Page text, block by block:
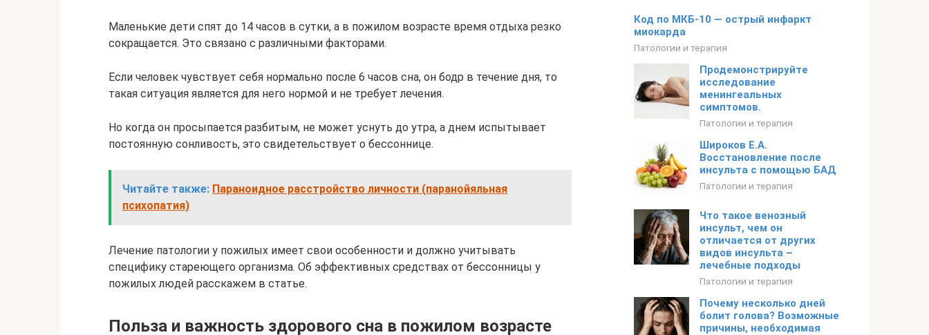
Маленькие дети спят до 14 часов в сутки, а в пожилом возрасте время отдыха резко
сокращается. Это связано с различными факторами.
Если человек чувствует себя нормально после 6 часов сна, он бодр в течение дня, то
такая ситуация является для него нормой и не требует лечения.
Но когда он просыпается разбитым, не может уснуть до утра, а днем испытывает
постоянную сонливость, это свидетельствует о бессоннице.
Читайте также: Параноидное расстройство личности (паранойяльная
психопатия)
Лечение патологии у пожилых имеет свои особенности и должно учитывать
специфику стареющего организма. Об эффективных средствах от бессонницы у
пожилых людей расскажем в статье.
Польза и важность здорового сна в пожилом возрасте
Код по МКБ-10 — острый инфаркт
миокарда
Патологии и терапия
Продемонстрируйте
исследование
менингеальных
симптомов.
Патологии и терапия
Широков Е.А.
Восстановление после
инсульта с помощью БАД
Патологии и терапия
Что такое венозный
инсульт, чем он
отличается от других
видов инсульта –
лечебные подходы
Патологии и терапия
Почему несколько дней
болит голова? Возможные
причины, необходимая